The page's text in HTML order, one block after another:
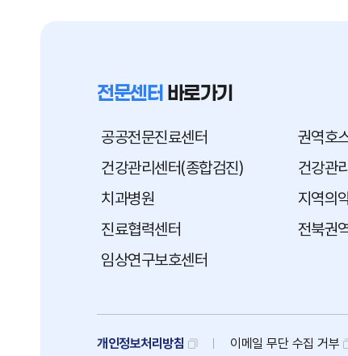
전문센터 바로가기
공공전문진료센터
권역호
건강관리센터(종합검진)
건강관
치과병원
지역의
진료협력센터
전북권
임상연구보호센터
개인정보처리방침 이메일 무단수집 거부